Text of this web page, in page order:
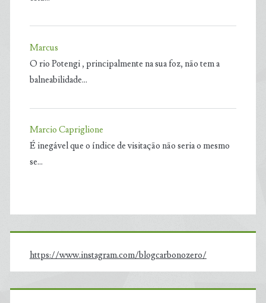
Marcus
O rio Potengi , principalmente na sua foz, não tem a
balneabilidade…
Marcio Capriglione
É inegável que o índice de visitação não seria o mesmo
se…
https://www.instagram.com/blogcarbonozero/